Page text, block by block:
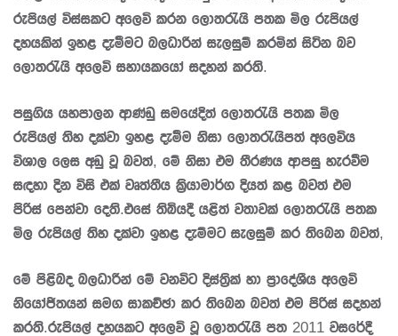
රුපියල් විස්සකට අලෙවි කරන ලොතරැයි පතක මිල රුපියල්
දහයකින් ඉහළ දැමීමට බලධාරීන් සැලසුම් කරමින් සිටින බව
ලොතරැයි අලෙවි සහායකයෝ සදහන් කරති.
පසුගිය යහපාලන ආණ්ඩු සමයේදිත් ලොතරැයි පතක මිල
රුපියල් තිහ දක්වා ඉහළ දැමීම නිසා ලොතරැයිපත් අලෙවිය
විශාල ලෙස අඩු වූ බවත්, මේ නිසා එම තීරණය ආපසු හැරවීම
සඳහා දින විසි එක් වෘත්තීය ක්‍රියාමාර්ග දියත් කළ බවත් එම
පිරිස් පෙන්වා දෙති.එසේ තිබියදී යළිත් වතාවක් ලොතරැයි පතක
මිල රුපියල් තිහ දක්වා ඉහළ දැම්මට සැලසුම් කර තිබෙන බවත්,
මේ පිළිබද බලධාරීන් මේ වනවිට දිස්ත්‍රික් හා ප්‍රාදේශීය අලෙවි
නියෝජිතයන් සමග සාකච්ඡා කර තිබෙන බවත් එම පිරිස් සදහන්
කරති.රුපියල් දහයකට අලෙවි වූ ලොතරැයි පත 2011 වසරේදී